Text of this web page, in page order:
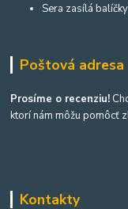
Sera zasílá
Poštová adresa
Prosíme o recenziu!
ktorí nám môžu pomôcť
Kontakty